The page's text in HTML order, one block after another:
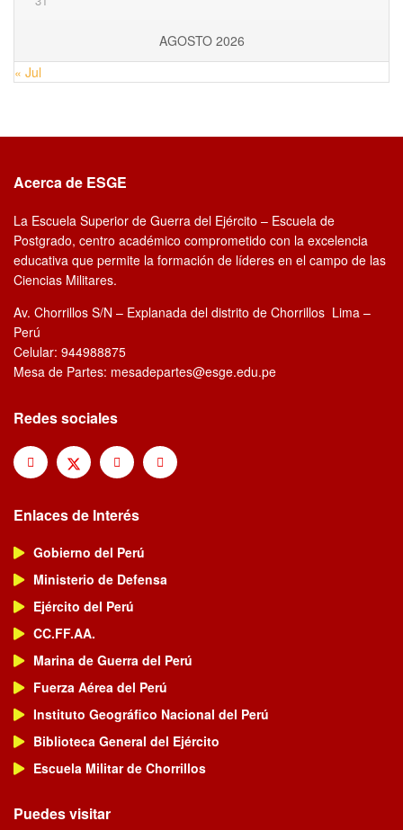
AGOSTO 2026
« Jul
Acerca de ESGE
La Escuela Superior de Guerra del Ejército – Escuela de
Postgrado, centro académico comprometido con la excelencia
educativa que permite la formación de líderes en el campo de las
Ciencias Militares.
Av. Chorrillos S/N – Explanada del distrito de Chorrillos Lima –
Perú
Celular: 944988875
Mesa de Partes: mesadepartes@esge.edu.pe
Redes sociales
Enlaces de Interés
Gobierno del Perú
Ministerio de Defensa
Ejército del Perú
CC.FF.AA.
Marina de Guerra del Perú
Fuerza Aérea del Perú
Instituto Geográfico Nacional del Perú
Biblioteca General del Ejército
Escuela Militar de Chorrillos
Puedes visitar